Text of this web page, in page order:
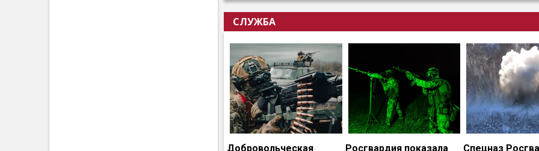
СЛУЖБА
Добровольческая
Росгвардия показала
Спецназ